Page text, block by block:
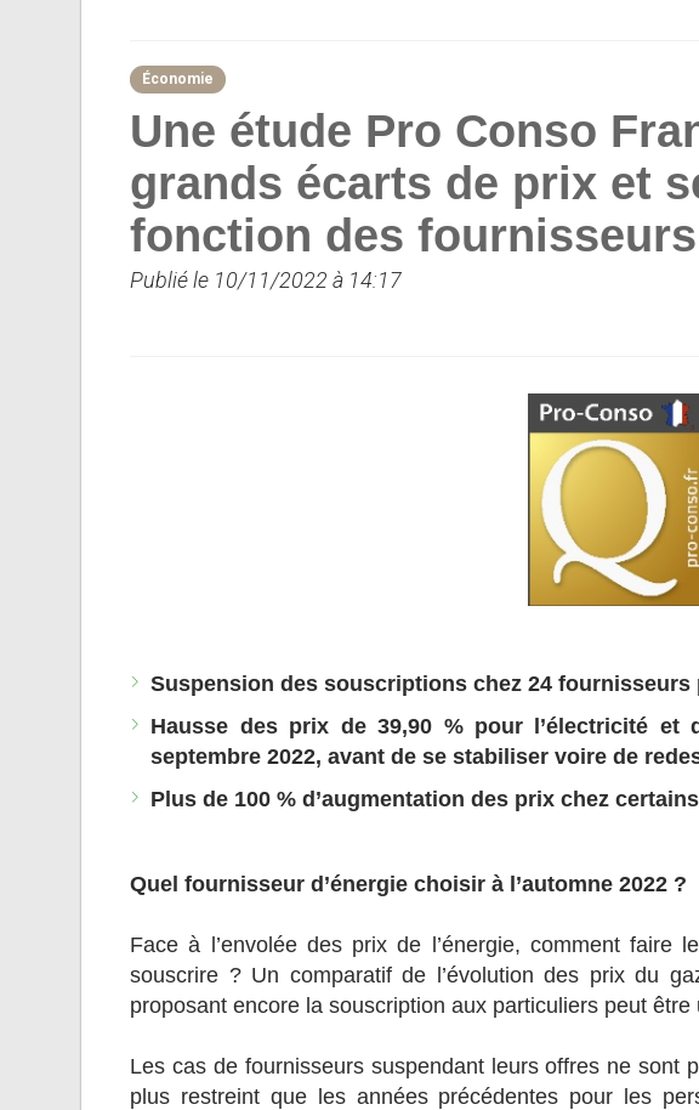
Économie
Une étude Pro Conso
grands écarts de prix et
fonction des fournisseurs
Publié le 10/11/2022 à 14:17
Suspension des souscriptions chez 24 fournisseurs
Hausse des prix de 39,90 % pour l’électricité
septembre 2022, avant de se stabiliser voire de
Plus de 100 % d’augmentation des prix chez
Quel fournisseur d’énergie choisir à l’automne 2022 ?
Face à l’envolée des prix de l’énergie, comment faire
souscrire ? Un comparatif de l’évolution des prix du
proposant encore la souscription aux particuliers peut
Les cas de fournisseurs suspendant leurs offres ne sont
plus restreint que les années précédentes pour les